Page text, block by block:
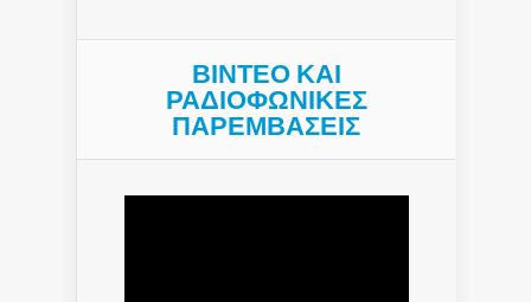
ΒΙΝΤΕΟ ΚΑΙ
ΡΑΔΙΟΦΩΝΙΚΕΣ
ΠΑΡΕΜΒΑΣΕΙΣ